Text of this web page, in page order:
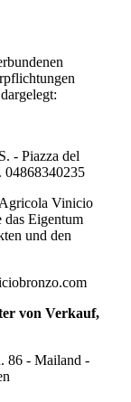
- Piazza del
Vinicio
das Eigentum
und den
von Verkauf,
86 - Mailand -